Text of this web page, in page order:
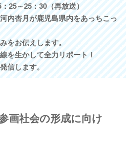
25～25：30（再放送）
内杏月が鹿児島県内をあっちこっ
をお伝えします。
を生かして全力リポート！
信します。
画社会の形成に向け